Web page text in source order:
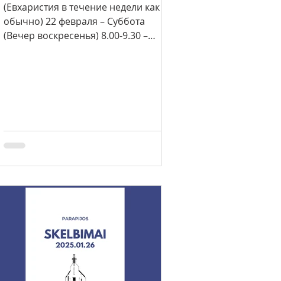
(Евхаристия в течение недели как
обычно) 22 февраля – Суббота
(Вечер воскресенья) 8.00-9.30 –